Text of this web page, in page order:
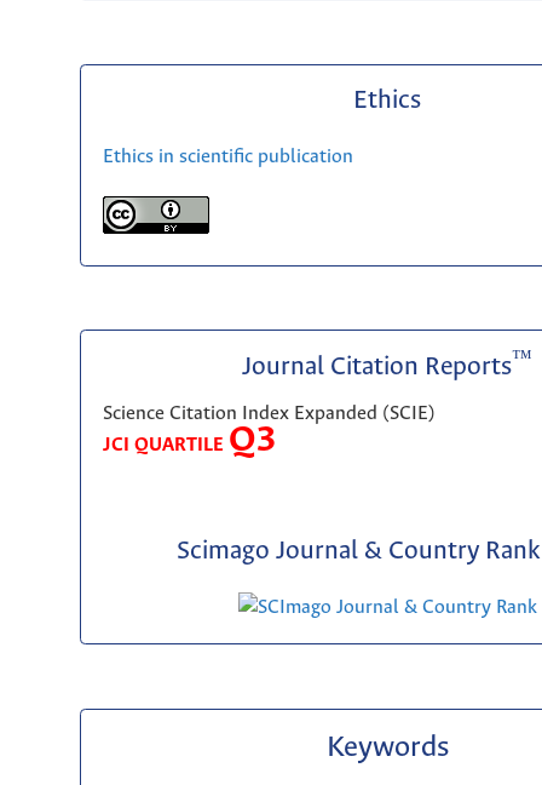
Ethics
Ethics in scientific publication
Journal Citation Reports™
Science Citation Index Expanded (SCIE)
JCI QUARTILE Q3
Scimago Journal & Country Rank
Keywords